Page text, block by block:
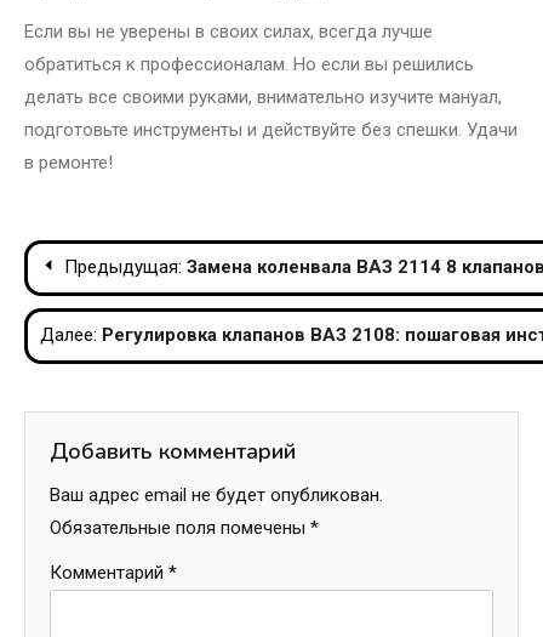
Если вы не уверены в своих силах, всегда лучше
обратиться к профессионалам. Но если вы решились
делать все своими руками, внимательно изучите мануал,
подготовьте инструменты и действуйте без спешки. Удачи
в ремонте!
Навигация
по
записям
Предыдущая: Замена коленвала ВАЗ 2114 8
Далее: Регулировка клапанов ВАЗ 2108: пошаговая
Добавить комментарий
Ваш адрес email не будет опубликован.
Обязательные поля помечены *
Комментарий *